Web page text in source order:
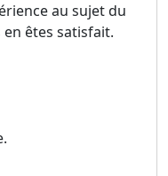
au sujet du
êtes satisfait.